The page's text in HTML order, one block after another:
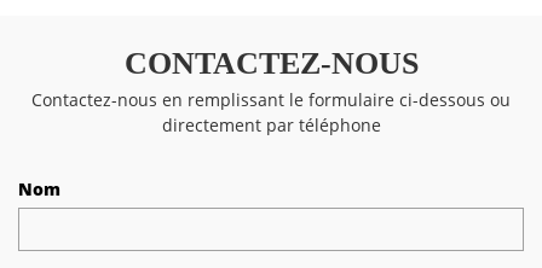
CONTACTEZ-NOUS
Contactez-nous en remplissant le formulaire ci-dessous ou
directement par téléphone
Nom